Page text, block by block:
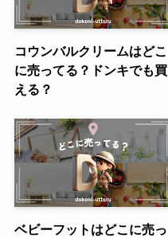
コウンバルクリームはどこ
に売ってる？ドンキでも買
える？
ベビーフットはどこに売っ